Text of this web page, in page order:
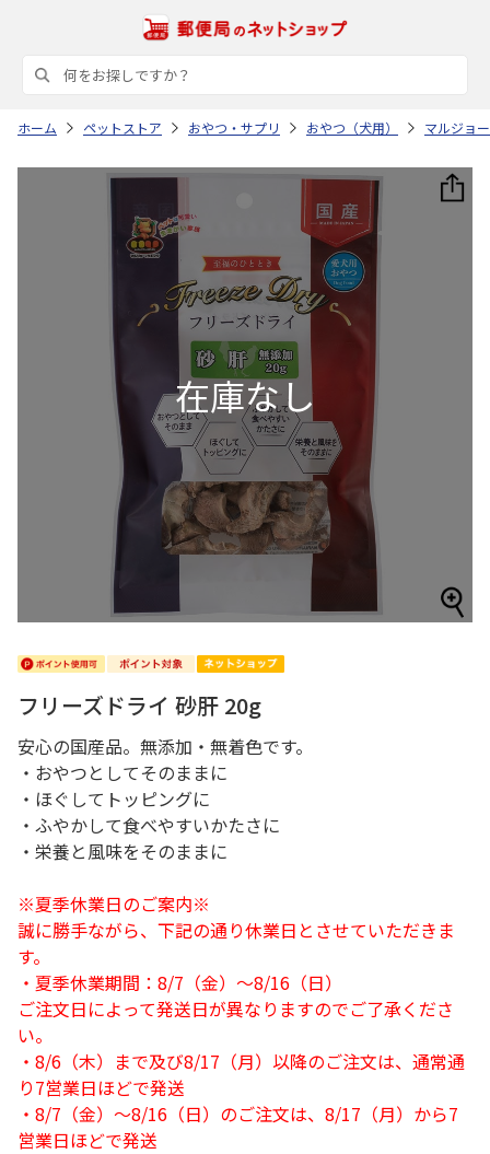
ホーム ペットストア おやつ・サプリ おやつ（犬用） マルジョ
フリーズドライ 砂肝 20g
安心の国産品。無添加・無着色です。
・おやつとしてそのままに
・ほぐしてトッピングに
・ふやかして食べやすいかたさに
・栄養と風味をそのままに
※夏季休業日のご案内※
誠に勝手ながら、下記の通り休業日とさせていただきま
す。
・夏季休業期間：8/7（金）～8/16（日）
ご注文日によって発送日が異なりますのでご了承くださ
い。
・8/6（木）まで及び8/17（月）以降のご注文は、通常通
り7営業日ほどで発送
・8/7（金）～8/16（日）のご注文は、8/17（月）から7
営業日ほどで発送